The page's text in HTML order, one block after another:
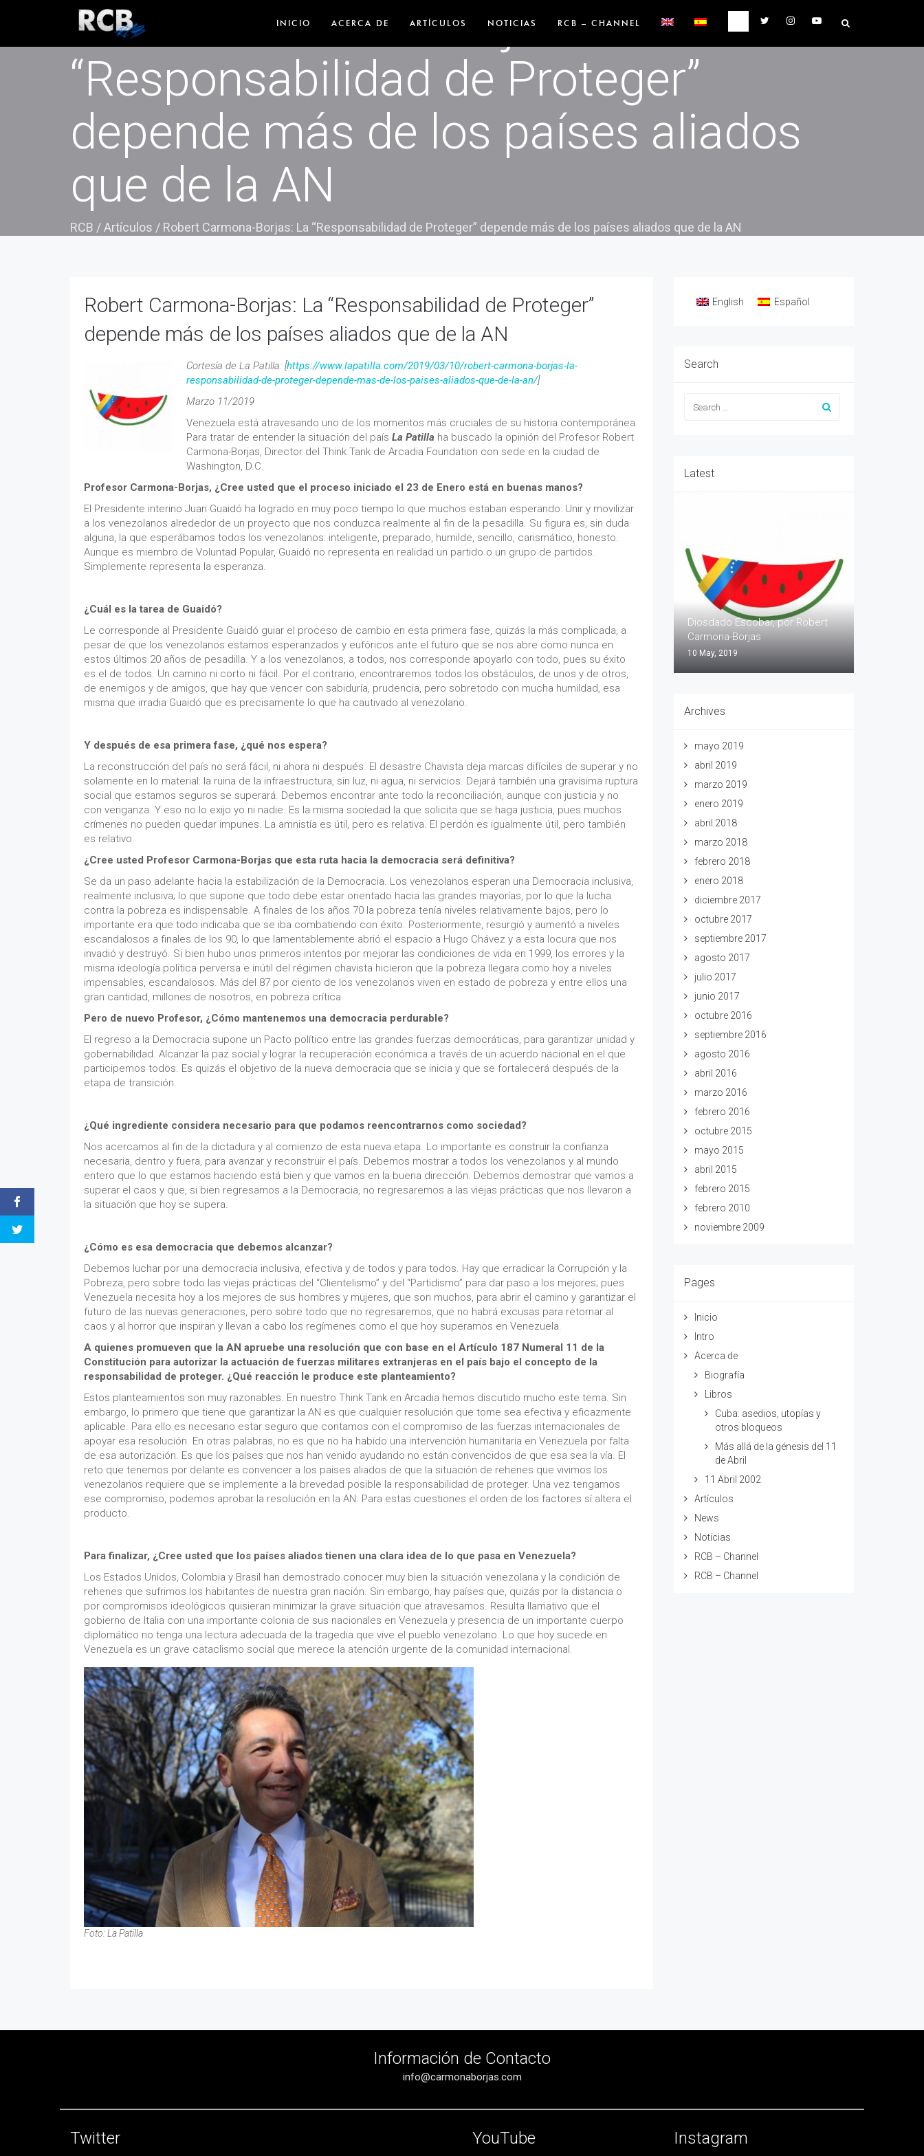
INICIO ACERCA DE ARTÍCULOS NOTICIAS RCB – CHANNEL
Robert Carmona-Borjas: La
“Responsabilidad de Proteger”
depende más de los países aliados
que de la AN
RCB /Artículos / Robert Carmona-Borjas: La “Responsabilidad de Proteger” depende más de los países aliados que de la AN
Robert Carmona-Borjas: La “Responsabilidad de Proteger”
depende más de los países aliados que de la AN
Cortesía de La Patilla: [https://www.lapatilla.com/2019/03/10/robert-carmona-borjas-la-
responsabilidad-de-proteger-depende-mas-de-los-paises-aliados-que-de-la-an/]
Marzo 11/2019
Venezuela está atravesando uno de los momentos más cruciales de su historia contemporánea.
Para tratar de entender la situación del país La Patilla ha buscado la opinión del Profesor Robert
Carmona-Borjas, Director del Think Tank de Arcadia Foundation con sede en la ciudad de
Washington, D.C.
Profesor Carmona-Borjas, ¿Cree usted que el proceso iniciado el 23 de Enero está en buenas manos?
El Presidente interino Juan Guaidó ha logrado en muy poco tiempo lo que muchos estaban esperando: Unir y movilizar
a los venezolanos alrededor de un proyecto que nos conduzca realmente al fin de la pesadilla. Su figura es, sin duda
alguna, la que esperábamos todos los venezolanos: inteligente, preparado, humilde, sencillo, carismático, honesto.
Aunque es miembro de Voluntad Popular, Guaidó no representa en realidad un partido o un grupo de partidos.
Simplemente representa la esperanza.
¿Cuál es la tarea de Guaidó?
Le corresponde al Presidente Guaidó guiar el proceso de cambio en esta primera fase, quizás la más complicada, a
pesar de que los venezolanos estamos esperanzados y eufóricos ante el futuro que se nos abre como nunca en
estos últimos 20 años de pesadilla. Y a los venezolanos, a todos, nos corresponde apoyarlo con todo, pues su éxito
es el de todos. Un camino ni corto ni fácil. Por el contrario, encontraremos todos los obstáculos, de unos y de otros,
de enemigos y de amigos, que hay que vencer con sabiduría, prudencia, pero sobretodo con mucha humildad, esa
misma que irradia Guaidó que es precisamente lo que ha cautivado al venezolano.
Y después de esa primera fase, ¿qué nos espera?
La reconstrucción del país no será fácil, ni ahora ni después. El desastre Chavista deja marcas difíciles de superar y no
solamente en lo material: la ruina de la infraestructura, sin luz, ni agua, ni servicios. Dejará también una gravísima ruptura
social que estamos seguros se superará. Debemos encontrar ante todo la reconciliación, aunque con justicia y no
con venganza. Y eso no lo exijo yo ni nadie. Es la misma sociedad la que solicita que se haga justicia, pues muchos
crímenes no pueden quedar impunes. La amnistía es útil, pero es relativa. El perdón es igualmente útil, pero también
es relativo.
¿Cree usted Profesor Carmona-Borjas que esta ruta hacia la democracia será definitiva?
Se da un paso adelante hacia la estabilización de la Democracia. Los venezolanos esperan una Democracia inclusiva,
realmente inclusiva; lo que supone que todo debe estar orientado hacia las grandes mayorías, por lo que la lucha
contra la pobreza es indispensable. A finales de los años 70 la pobreza tenía niveles relativamente bajos, pero lo
importante era que todo indicaba que se iba combatiendo con éxito. Posteriormente, resurgió y aumentó a niveles
escandalosos a finales de los 90, lo que lamentablemente abrió el espacio a Hugo Chávez y a esta locura que nos
invadió y destruyó. Si bien hubo unos primeros intentos por mejorar las condiciones de vida en 1999, los errores y la
misma ideología política perversa e inútil del régimen chavista hicieron que la pobreza llegara como hoy a niveles
impensables, escandalosos. Más del 87 por ciento de los venezolanos viven en estado de pobreza y entre ellos una
gran cantidad, millones de nosotros, en pobreza crítica.
Pero de nuevo Profesor, ¿Cómo mantenemos una democracia perdurable?
El regreso a la Democracia supone un Pacto político entre las grandes fuerzas democráticas, para garantizar unidad y
gobernabilidad. Alcanzar la paz social y lograr la recuperación económica a través de un acuerdo nacional en el que
participemos todos. Es quizás el objetivo de la nueva democracia que se inicia y que se fortalecerá después de la
etapa de transición.
¿Qué ingrediente considera necesario para que podamos reencontrarnos como sociedad?
Nos acercamos al fin de la dictadura y al comienzo de esta nueva etapa. Lo importante es construir la confianza
necesaria, dentro y fuera, para avanzar y reconstruir el país. Debemos mostrar a todos los venezolanos y al mundo
entero que lo que estamos haciendo está bien y que vamos en la buena dirección. Debemos demostrar que vamos a
superar el caos y que, si bien regresamos a la Democracia, no regresaremos a las viejas prácticas que nos llevaron a
la situación que hoy se supera.
¿Cómo es esa democracia que debemos alcanzar?
Debemos luchar por una democracia inclusiva, efectiva y de todos y para todos. Hay que erradicar la Corrupción y la
Pobreza, pero sobre todo las viejas prácticas del “Clientelismo” y del “Partidismo” para dar paso a los mejores; pues
Venezuela necesita hoy a los mejores de sus hombres y mujeres, que son muchos, para abrir el camino y garantizar el
futuro de las nuevas generaciones, pero sobre todo que no regresaremos, que no habrá excusas para retornar al
caos y al horror que inspiran y llevan a cabo los regímenes como el que hoy superamos en Venezuela.
A quienes promueven que la AN apruebe una resolución que con base en el Artículo 187 Numeral 11 de la
Constitución para autorizar la actuación de fuerzas militares extranjeras en el país bajo el concepto de la
responsabilidad de proteger. ¿Qué reacción le produce este planteamiento?
Estos planteamientos son muy razonables. En nuestro Think Tank en Arcadia hemos discutido mucho este tema. Sin
embargo, lo primero que tiene que garantizar la AN es que cualquier resolución que tome sea efectiva y eficazmente
aplicable. Para ello es necesario estar seguro que contamos con el compromiso de las fuerzas internacionales de
apoyar esa resolución. En otras palabras, no es que no ha habido una intervención humanitaria en Venezuela por falta
de esa autorización. Es que los países que nos han venido ayudando no están convencidos de que esa sea la vía. El
reto que tenemos por delante es convencer a los países aliados de que la situación de rehenes que vivimos los
venezolanos requiere que se implemente a la brevedad posible la responsabilidad de proteger. Una vez tengamos
ese compromiso, podemos aprobar la resolución en la AN. Para estas cuestiones el orden de los factores sí altera el
producto.
Para finalizar, ¿Cree usted que los países aliados tienen una clara idea de lo que pasa en Venezuela?
Los Estados Unidos, Colombia y Brasil han demostrado conocer muy bien la situación venezolana y la condición de
rehenes que sufrimos los habitantes de nuestra gran nación. Sin embargo, hay países que, quizás por la distancia o
por compromisos ideológicos quisieran minimizar la grave situación que atravesamos. Resulta llamativo que el
gobierno de Italia con una importante colonia de sus nacionales en Venezuela y presencia de un importante cuerpo
diplomático no tenga una lectura adecuada de la tragedia que vive el pueblo venezolano. Lo que hoy sucede en
Venezuela es un grave cataclismo social que merece la atención urgente de la comunidad internacional.
Foto: La Patilla
English Español
Search
Latest
Diosdado Escobar, por Robert
Carmona-Borjas
10 May, 2019
Archives
mayo 2019
abril 2019
marzo 2019
enero 2019
abril 2018
marzo 2018
febrero 2018
enero 2018
diciembre 2017
octubre 2017
septiembre 2017
agosto 2017
julio 2017
junio 2017
octubre 2016
septiembre 2016
agosto 2016
abril 2016
marzo 2016
febrero 2016
octubre 2015
mayo 2015
abril 2015
febrero 2015
febrero 2010
noviembre 2009
Pages
Inicio
Intro
Acerca de
Biografía
Libros
Cuba: asedios, utopías y
otros bloqueos
Más allá de la génesis del 11
de Abril
11 Abril 2002
Artículos
News
Noticias
RCB – Channel
RCB – Channel
Información de Contacto
info@carmonaborjas.com
Twitter YouTube Instagram